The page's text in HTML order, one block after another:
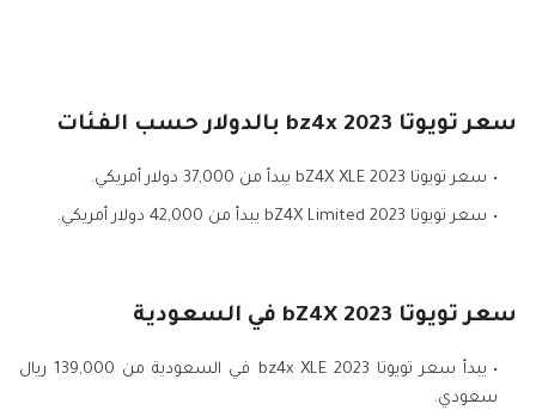
سعر تويوتا bz4x 2023 بالدولار حسب الفئات
سعر تويوتا bZ4X XLE 2023 يبدأ من 37,000 دولار أمريكي.
سعر تويوتا bZ4X Limited 2023 يبدأ من 42,000 دولار أمريكي.
سعر تويوتا bZ4X 2023 في السعودية
يبدأ سعر تويوتا bz4x XLE 2023 في السعودية من 139,000 ريال
سعودي.